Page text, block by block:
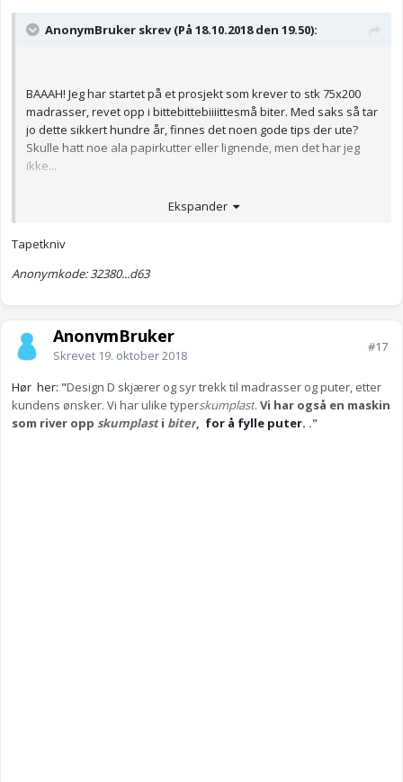
AnonymBruker skrev (På 18.10.2018 den 19.50):
BAAAH! Jeg har startet på et prosjekt som krever to stk 75x200
madrasser, revet opp i bittebittebiiiittesmå biter. Med saks så tar
jo dette sikkert hundre år, finnes det noen gode tips der ute?
Skulle hatt noe ala papirkutter eller lignende, men det har jeg
ikke...
Ekspander
Tapetkniv
Anonymkode: 32380...d63
AnonymBruker
Skrevet 19. oktober 2018
#17
Hør her: "Design D skjærer og syr trekk til madrasser og puter, etter
kundens ønsker. Vi har ulike typerskumplast. Vi har også en maskin
som river opp skumplast i biter, for å fylle puter. ."